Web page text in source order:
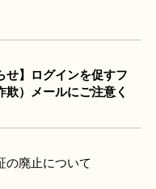
せ】ログインを促すフ
欺）メールにご注意く
の廃止について